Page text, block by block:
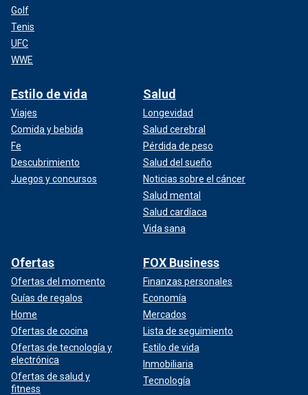
Golf
Tenis
UFC
WWE
Estilo de vida
Viajes
Comida y bebida
Fe
Descubrimiento
Juegos y concursos
Salud
Longevidad
Salud cerebral
Pérdida de peso
Salud del sueño
Noticias sobre el cáncer
Salud mental
Salud cardíaca
Vida sana
Ofertas
Ofertas del momento
Guías de regalos
Home
Ofertas de cocina
Ofertas de tecnología y
electrónica
Ofertas de salud y
fitness
FOX Business
Finanzas personales
Economía
Mercados
Lista de seguimiento
Estilo de vida
Inmobiliaria
Tecnología